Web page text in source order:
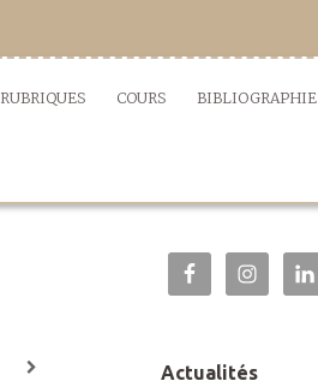
RUBRIQUES COURS BIBLIOGRAPHIE
Actualités